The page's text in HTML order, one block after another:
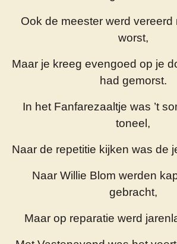
Ook de meester werd vereerd
worst,
Maar je kreeg evengoed op je
had gemorst.
In het Fanfarezaaltje was ’t
toneel,
Naar de repetitie kijken was de
Naar Willie Blom werden
gebracht,
Maar op reparatie werd